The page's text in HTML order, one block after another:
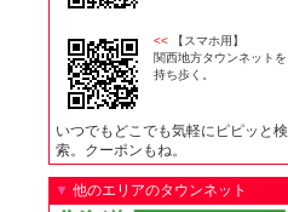
<< 【スマホ用】
関西地方タウンネットを
持ち歩く。
いつでもどこでも気軽にピピッと検
索。クーポンもね。
▼ 他のエリアのタウンネット